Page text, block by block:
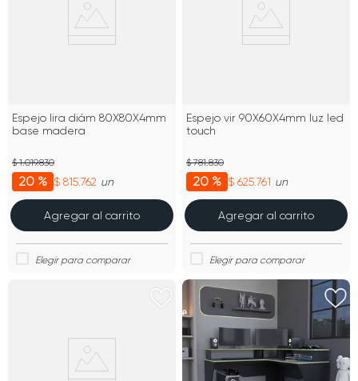
Espejo lira diám 80X80X4mm
base madera
20 % $ 815.762
$ 1.019.830
un
Agregar al carrito
Espejo vir 90X60X4mm luz led
touch
20 % $ 625.761
$ 781.830
un
Agregar al carrito